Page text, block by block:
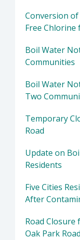
Conversion
Free Chlorine
Boil Water
Communities
Boil Water
Two
Temporary
Road
Update on
Residents
Five Cities
After
Road Closure
Oak Park